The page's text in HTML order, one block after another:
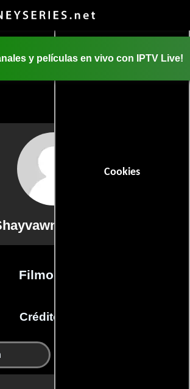
Cookies
y películas en vivo con IPTV Live!
Webster
Filmografía
Créditos en: